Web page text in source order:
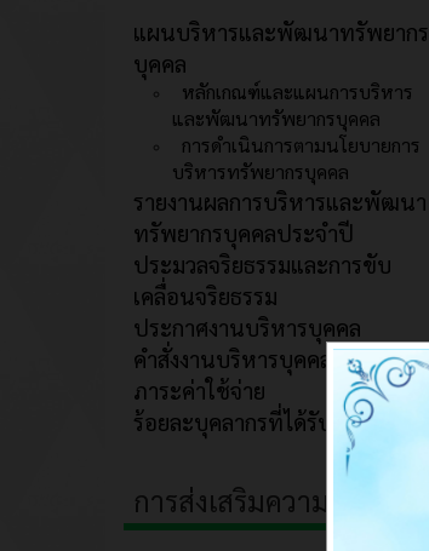
แผนบริหารและพัฒนาทรัพยากร
บุคคล
หลักเกณฑ์และแผนการบริหาร
และพัฒนาทรัพยากรบุคคล
การดำเนินการตามนโยบายการ
บริหารทรัพยากรบุคคล
รายงานผลการบริหารและพัฒนา
ทรัพยากรบุคคลประจำปี
ประมวลจริยธรรมและการขับ
เคลื่อนจริยธรรม
ประกาศงานบริหารบุคคล
คำสั่งงานบริหารบุคคล
ภาระค่าใช้จ่าย
ร้อยละบุคลากรที่ได้รับการพัฒนา
การส่งเสริมความโปร่งใส